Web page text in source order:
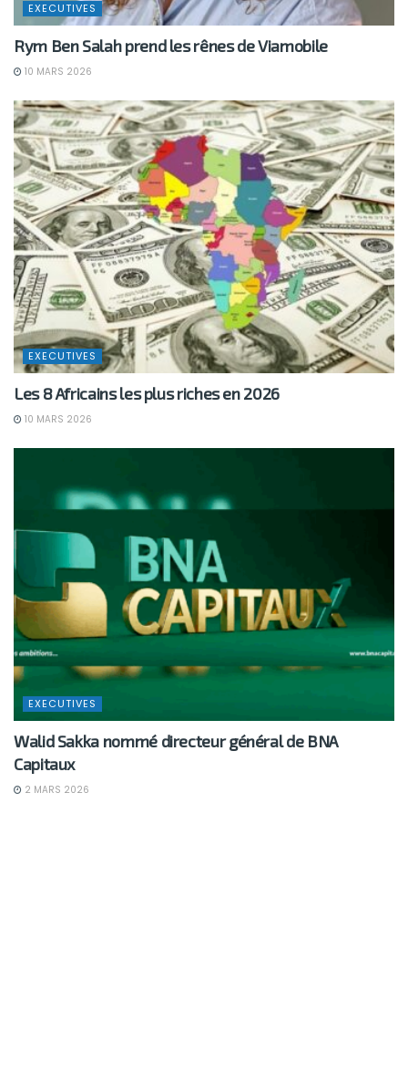
EXECUTIVES
Rym Ben Salah prend les rênes de Viamobile
10 MARS 2026
EXECUTIVES
Les 8 Africains les plus riches en 2026
10 MARS 2026
EXECUTIVES
Walid Sakka nommé directeur général de BNA
Capitaux
2 MARS 2026